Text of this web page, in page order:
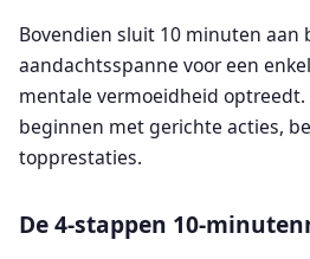
Bovendien sluit 10 minuten aan
aandachtsspanne voor een
mentale vermoeidheid optreedt.
beginnen met gerichte acties,
topprestaties.
De 4-stappen 10-